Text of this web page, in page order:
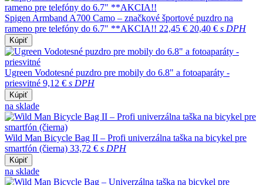
Spigen Armband A700 Camo – značkové športové puzdro na
rameno pre telefóny do 6.7" **AKCIA!! 22,45 € 20,40 € s DPH
Kúpiť
Ugreen Vodotesné puzdro pre mobily do 6.8" a fotoaparáty -
priesvitné 9,12 € s DPH
Kúpiť
na sklade
Wild Man Bicycle Bag II – Profi univerzálna taška na bicykel pre
smartfón (čierna) 33,72 € s DPH
Kúpiť
na sklade